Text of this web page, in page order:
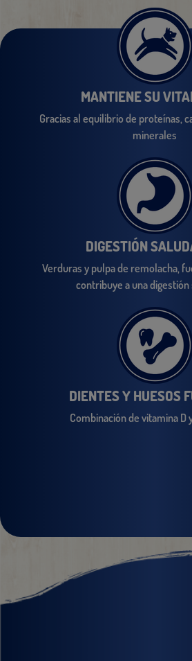
MANTIENE SU
Gracias al equilibrio de proteínas,
minerales
DIGESTIÓN
Verduras y pulpa de remolacha,
contribuye a una digestión
DIENTES Y HUESOS
Combinación de vitamina D